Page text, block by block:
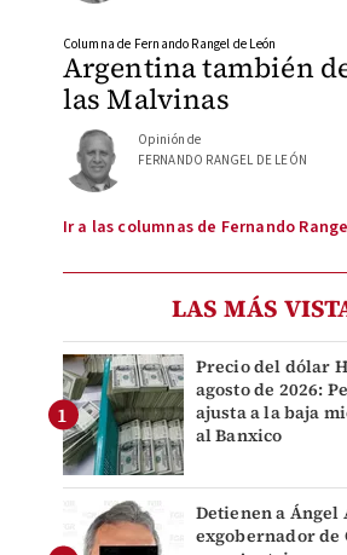
Argentina también
las Malvinas
Columna de Fernando Rangel de León
Opinión de
FERNANDO RANGEL DE LEÓN
Ir a las columnas de Fernando
LAS MÁS
Precio del dólar
agosto de 2026:
ajusta a la baja
al Banxico
Detienen a
exgobernador